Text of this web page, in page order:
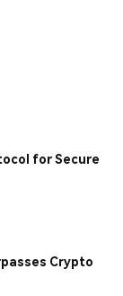
for Secure
Crypto